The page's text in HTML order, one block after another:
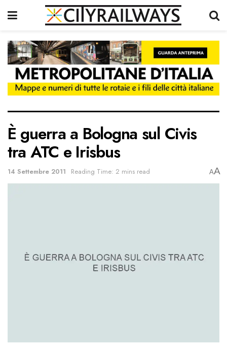
È guerra a Bologna sul Civis
tra ATC e Irisbus
14 Settembre 2011 Reading Time: 2 mins read AA